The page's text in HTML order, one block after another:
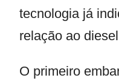
tecnologia já
relação ao
O primeiro